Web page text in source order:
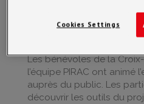
enseignants, chefs
inspecteurs de
Les bénévoles de la
l’équipe PIRAC ont animé
auprès du public. Les
découvrir les outils du
Cookies Settings